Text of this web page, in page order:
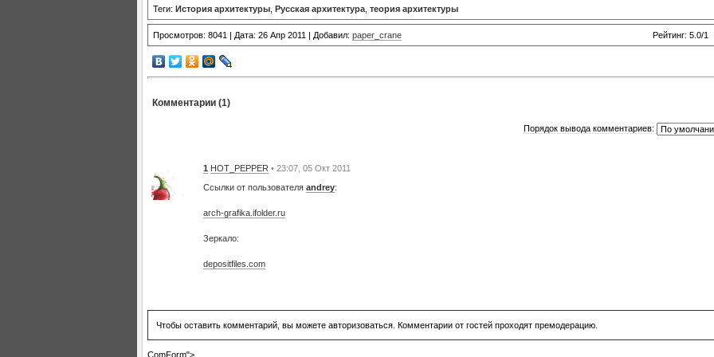
Теги: История архитектуры Русская архитектура теория архитектуры
Просмотров: 8041 | Дата: 26 Апр 2011 | Добавил: paper_crane Рейтинг: 5.0/1
Комментарии (1)
Порядок вывода комментариев:
1 HOT_PEPPER • 23:07, 05 Окт 2011
Ссылки от пользователя andrey:
arch-grafika.ifolder.ru
Зеркало:
depositfiles.com
Чтобы оставить комментарий, вы можете авторизоваться. Комментарии от гостей проходят премодерацию.
ComForm">